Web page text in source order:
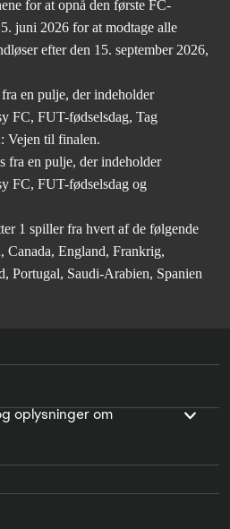
for at opnå den første FC-
juni 2026 for at modtage alle
efter den 15. september 2026,
en pulje, der indeholder
FC, FUT-fødselsdag, Tag
Vejen til finalen.
fra en pulje, der indeholder
FC, FUT-fødselsdag og
1 spiller fra hvert af de følgende
Canada, England, Frankrig,
Portugal, Saudi-Arabien, Spanien
oplysninger om